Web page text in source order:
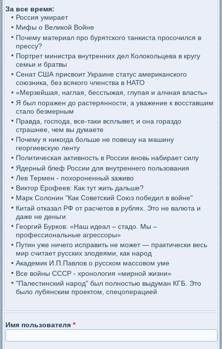
За все время:
Россия умирает
Мифы о Великой Войне
Почему материал про бурятского танкиста просочился в
прессу?
Портрет министра внутренних дел Колокольцева в кругу
семьи и братвы
Сенат США присвоит Украине статус американского
союзника, без всякого членства в НАТО
«Мерзейшая, наглая, бесстыжая, глупая и алчная власть»
Я был поражен до растерянности, а уважение к восставшим
стало безмерным
Правда, господа, все-таки всплывет, и она гораздо
страшнее, чем вы думаете
Почему я никогда больше не повешу на машину
георгиевскую ленту
Политическая активность в России вновь набирает силу
Ядерный блеф России для внутреннего пользования
Лев Термен - похороненный заживо
Виктор Ерофеев: Как тут жить дальше?
Марк Солонин "Как Советский Союз победил в войне"
Китай отказал РФ от расчетов в рублях. Это не валюта и
даже не деньги
Георгий Бурков: «Наш идеал – стадо. Мы –
профессиональные агрессоры»
Путин уже ничего исправить не может — практически весь
мир считает русских злодеями, как народ
Академик И.П.Павлов о русском массовом уме
Все войны СССР - хронология «мирной жизни»
"Палестинский народ" был полностью выдуман КГБ. Это
было лубянским проектом, спецоперацией
Имя пользователя*